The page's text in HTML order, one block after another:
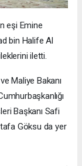
eşi Emine
bin Halife Al
iletti.
Maliye Bakanı
Başkanı Safi
Göksu da yer